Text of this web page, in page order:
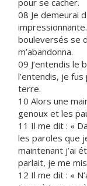
pour se cacher.
08 Je demeurai
bouleversés se
m’abandonna.
09 J’entendis le
l’entendis, je
terre.
10 Alors une
genoux et les
11 Il me dit : «
les paroles que
maintenant j’ai
parlait, je me
12 Il me dit : «